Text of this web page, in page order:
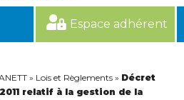
Espace adhérent
» Lois et Règlements » Décret
relatif à la gestion de la